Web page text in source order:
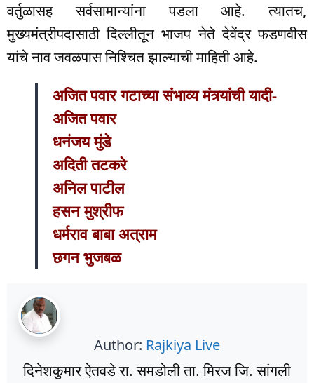
वर्तुळासह सर्वसामान्यांना पडला आहे. त्यातच,
मुख्यमंत्रीपदासाठी दिल्लीतून भाजप नेते देवेंद्र फडणवीस
यांचे नाव जवळपास निश्चित झाल्याची माहिती आहे.
अजित पवार गटाच्या संभाव्य मंत्र्यांची यादी-
अजित पवार
धनंजय मुंडे
अदिती तटकरे
अनिल पाटील
हसन मुश्रीफ
धर्मराव बाबा अत्राम
छगन भुजबळ
Author: Rajkiya Live
दिनेशकुमार ऐतवडे रा. समडोली ता. मिरज जि. सांगली